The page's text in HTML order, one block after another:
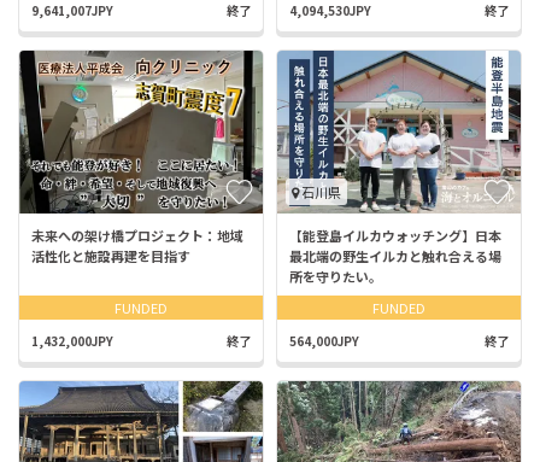
9,641,007JPY 終了 4,094,530JPY 終了
未来への架け橋プロジェクト：地域
活性化と施設再建を目指す
FUNDED
1,432,000JPY 終了
石川県
【能登島イルカウォッチング】日本
最北端の野生イルカと触れ合える場
所を守りたい。
FUNDED
564,000JPY 終了